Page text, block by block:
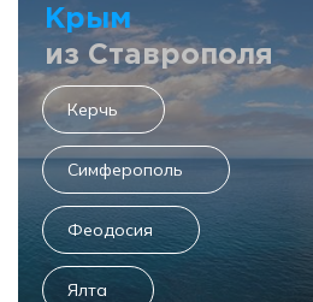
Крым
из Ставрополя
Керчь
Симферополь
Феодосия
Ялта